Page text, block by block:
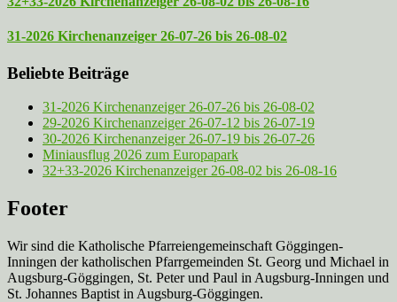
31-2026 Kirchenanzeiger 26-07-26 bis 26-08-02
Beliebte Beiträge
31-2026 Kirchenanzeiger 26-07-26 bis 26-08-02
29-2026 Kirchenanzeiger 26-07-12 bis 26-07-19
30-2026 Kirchenanzeiger 26-07-19 bis 26-07-26
Miniausflug 2026 zum Europapark
32+33-2026 Kirchenanzeiger 26-08-02 bis 26-08-16
Footer
Wir sind die Katholische Pfarreien­gemeinschaft Göggingen-
Inningen der katholischen Pfarrgemeinden St. Georg und Michael in
Augsburg-Göggingen, St. Peter und Paul in Augsburg-Inningen und
St. Johannes Baptist in Augsburg-Göggingen.